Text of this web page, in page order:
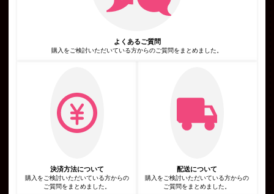
ユーザーが利用中のサービスの新機能，更新情報，キャンペーン
等及び当社が提供する他のサービスの案内のメールを送付するた
広告，宣伝，マーケティングへの活用のため
利用規約に違反したユーザーや，不正・不当な目的でサービスを
第4条（利用目的の変更）
当社は，利用目的が変更前と関連性を有すると合理的に認められ
る場合に限り，個人情報の利用目的を変更するものとします。
利用目的の変更を行った場合には，変更後の目的について，当社
当社は，次に掲げる場合を除いて，あらかじめユーザーの同意を
得ることなく，第三者に個人情報を提供することはありません。
ただし，個人情報保護法その他の法令で認められる場合を除きま
よくあるご質問
購入をご検討いただいている方からのご質問をまとめました。
決済方法について
購入をご検討いただいている方からの
ご質問をまとめました。
配送について
購入をご検討いただいている方からの
ご質問をまとめました。